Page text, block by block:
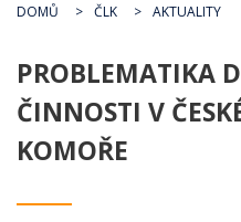
DOMŮ ČLK AKTUALITY
PROBLEMATIKA
ČINNOSTI V
KOMOŘE